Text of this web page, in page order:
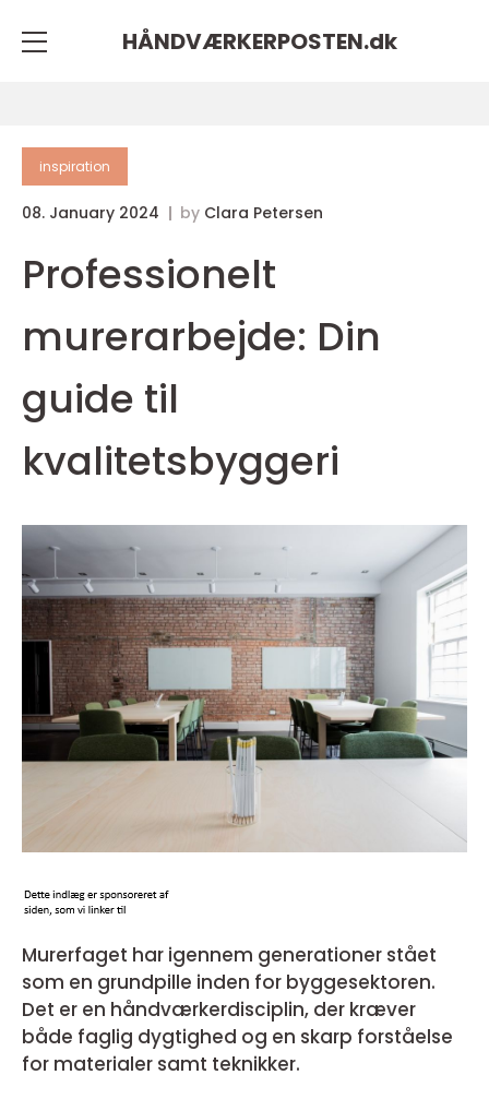
HÅNDVÆRKERPOSTEN.dk
inspiration
08. January 2024 by Clara Petersen
Professionelt
murerarbejde: Din
guide til
kvalitetsbyggeri
Murerfaget har igennem generationer stået
som en grundpille inden for byggesektoren.
Det er en håndværkerdisciplin, der kræver
både faglig dygtighed og en skarp forståelse
for materialer samt teknikker.